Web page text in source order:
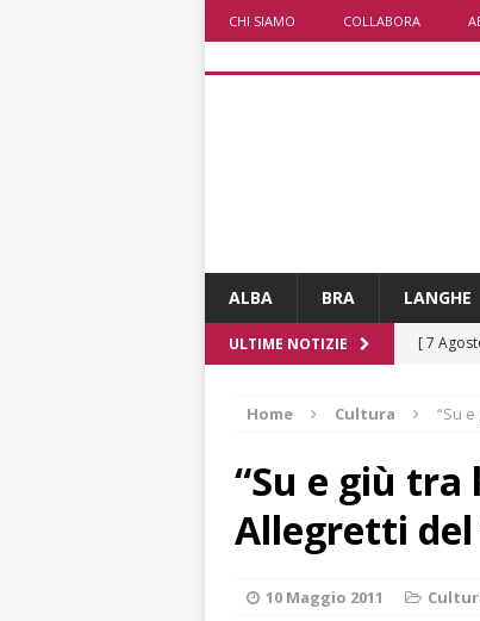
CHI SIAMO COLLABORA
ALBA BRA LANGHE
ULTIME NOTIZIE [ 7
[ 7
non
ALTRE
[ 7
Home Cultura “Su
“Su e giù tra
Allegretti del
10 Maggio 2011